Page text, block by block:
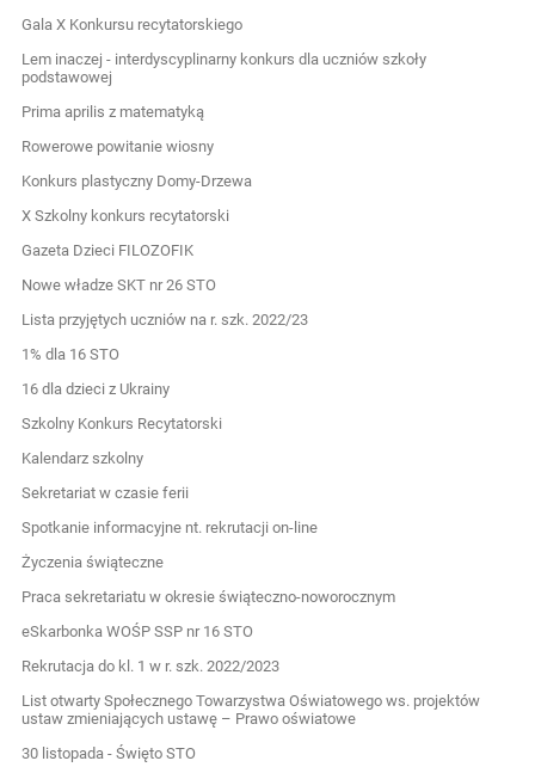
Gala X Konkursu recytatorskiego
Lem inaczej - interdyscyplinarny konkurs dla uczniów szkoły
podstawowej
Prima aprilis z matematyką
Rowerowe powitanie wiosny
Konkurs plastyczny Domy-Drzewa
X Szkolny konkurs recytatorski
Gazeta Dzieci FILOZOFIK
Nowe władze SKT nr 26 STO
Lista przyjętych uczniów na r. szk. 2022/23
1% dla 16 STO
16 dla dzieci z Ukrainy
Szkolny Konkurs Recytatorski
Kalendarz szkolny
Sekretariat w czasie ferii
Spotkanie informacyjne nt. rekrutacji on-line
Życzenia świąteczne
Praca sekretariatu w okresie świąteczno-noworocznym
eSkarbonka WOŚP SSP nr 16 STO
Rekrutacja do kl. 1 w r. szk. 2022/2023
List otwarty Społecznego Towarzystwa Oświatowego ws. projektów
ustaw zmieniających ustawę – Prawo oświatowe
30 listopada - Święto STO